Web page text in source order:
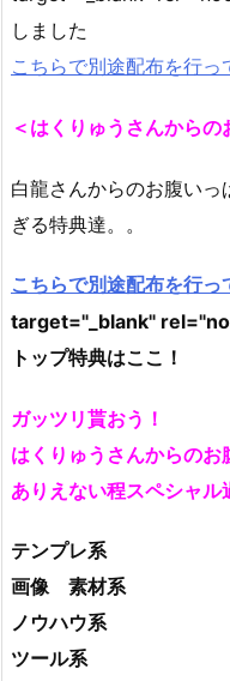
しました
こちらで別途配布を行
＜はくりゅうさんからの
白龍さんからのお腹い
ぎる特典達。。
こちらで別途配布を行
target="_blank"
トップ特典はここ！
ガッツリ貰おう！
はくりゅうさんからのお
ありえない程スペシャル
テンプレ系
画像 素材系
ノウハウ系
ツール系